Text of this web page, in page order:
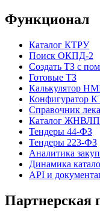
Функционал
Каталог КТРУ
Поиск ОКПД-2
Создать ТЗ с
Готовые ТЗ
Калькулятор
Конфигуратор
Справочник
Каталог ЖНВЛП
Тендеры 44-ФЗ
Тендеры 223-ФЗ
Аналитика
Динамика
API и
Партнерская